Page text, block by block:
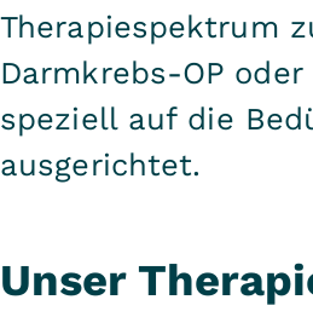
Therapiespektrum
Darmkrebs-OP
speziell auf die
ausgerichtet.
Unser